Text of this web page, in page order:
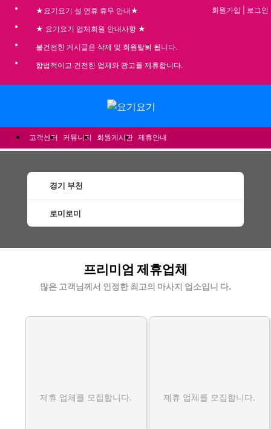
★요기요기 설 연휴 휴무 안내★
★ 요기요기 업체회원 안내사항 ★
불건전한 게시글은 삭제 및 회원탈퇴 됩니다.
합법적이고 건전한 업체와 광고를 제휴합니다.
회원가입 로그인
고객센터 커뮤니티 회원게시판 제휴안내
경기 부천
로미로미
프리미엄 제휴업체
많은 고객님께서 인정한 최고의 마사지 업소입니 다.
제휴 업체를 모집합니다. 제휴 업체를 모집합니다.